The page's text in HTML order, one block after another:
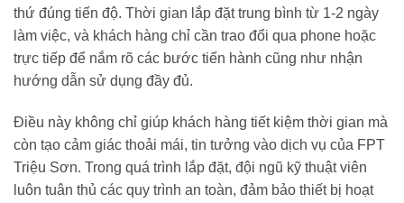
thứ đúng tiến độ. Thời gian lắp đặt trung bình từ 1-2 ngày
làm việc, và khách hàng chỉ cần trao đổi qua phone hoặc
trực tiếp để nắm rõ các bước tiến hành cũng như nhận
hướng dẫn sử dụng đầy đủ.
Điều này không chỉ giúp khách hàng tiết kiệm thời gian mà
còn tạo cảm giác thoải mái, tin tưởng vào dịch vụ của FPT
Triệu Sơn. Trong quá trình lắp đặt, đội ngũ kỹ thuật viên
luôn tuân thủ các quy trình an toàn, đảm bảo thiết bị hoạt